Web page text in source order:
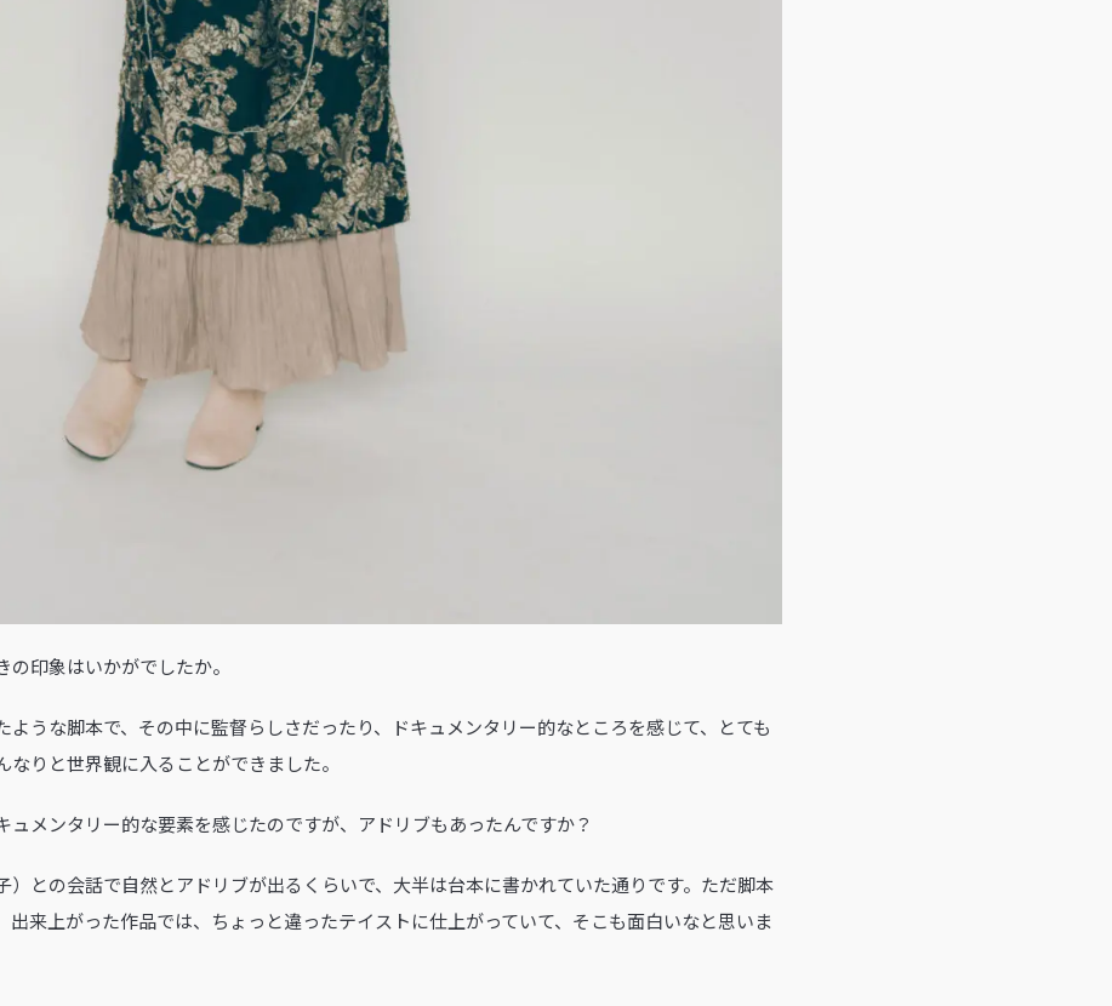
の印象はいかがでしたか。
うな脚本で、その中に監督らしさだったり、ドキュメンタリー的なところを感じて、とても
りと世界観に入ることができました。
ュメンタリー的な要素を感じたのですが、アドリブもあったんですか？
との会話で自然とアドリブが出るくらいで、大半は台本に書かれていた通りです。ただ脚本
出来上がった作品では、ちょっと違ったテイストに仕上がっていて、そこも面白いなと思いま